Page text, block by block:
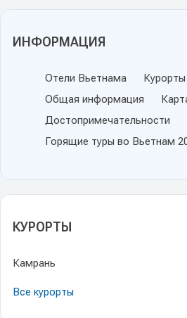
ИНФОРМАЦИЯ
Отели Вьетнама
Общая информация
Достопримечательности
Горящие туры во Вьетнам
КУРОРТЫ
Камрань
Все курорты